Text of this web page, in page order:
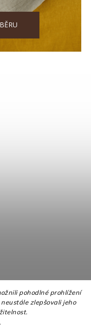
pohodlné prohlížení
zlepšovali jeho